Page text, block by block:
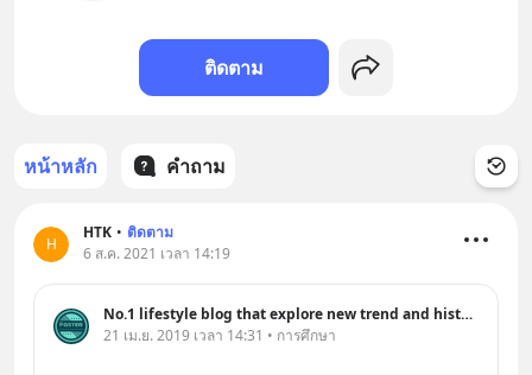
ติดตาม
หน้าหลัก คำถาม
H
HTK • ติดตาม
6 ส.ค. 2021 เวลา 14:19
No.1 lifestyle blog that explore new trend and history
21 เม.ย. 2019 เวลา 14:31 • การศึกษา